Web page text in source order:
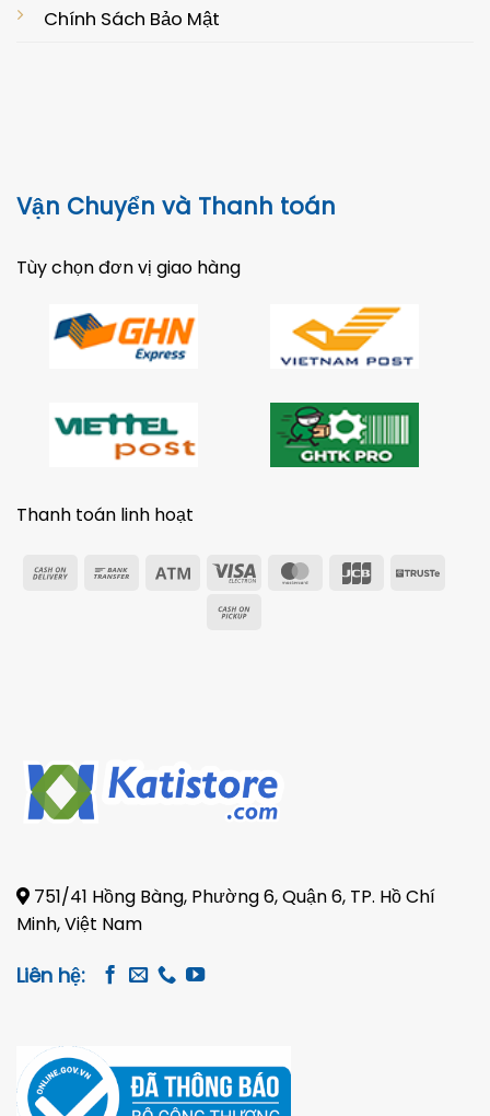
Chính Sách Bảo Mật
Vận Chuyển và Thanh toán
Tùy chọn đơn vị giao hàng
Thanh toán linh hoạt
Cash
Bank
Atm
Visa
MasterCard
JCB
751/41 Hồng Bàng, Phường 6, Quận 6, TP. Hồ Chí
Minh, Việt Nam
Liên hệ: